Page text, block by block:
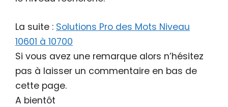
La suite : Solutions Pro des Mots Niveau
10601 à 10700
Si vous avez une remarque alors n’hésitez
pas à laisser un commentaire en bas de
cette page.
A bientôt